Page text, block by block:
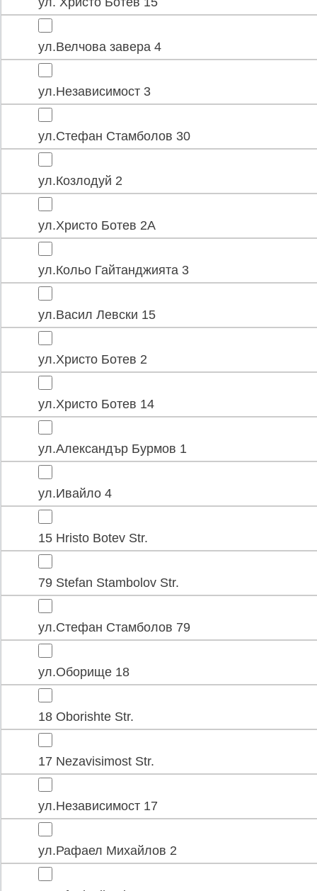
ул.Велчова завера 4
ул.Независимост 3
ул.Стефан Стамболов 30
ул.Козлодуй 2
ул.Христо Ботев 2А
ул.Кольо Гайтанджията 3
ул.Васил Левски 15
ул.Христо Ботев 2
ул.Христо Ботев 14
ул.Александър Бурмов 1
ул.Ивайло 4
15 Hristo Botev Str.
79 Stefan Stambolov Str.
ул.Стефан Стамболов 79
ул.Оборище 18
18 Oborishte Str.
17 Nezavisimost Str.
ул.Независимост 17
ул.Рафаел Михайлов 2